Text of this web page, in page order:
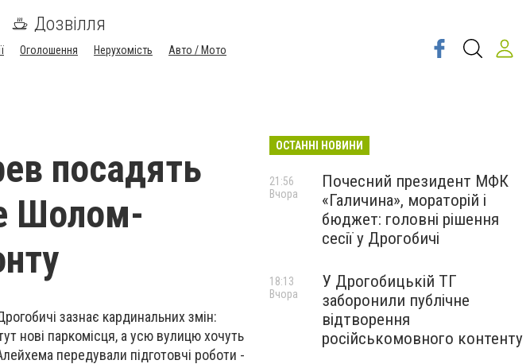
Дозвілля
Оголошення Нерухомість
Авто / Мото
посадять
Шолом-
зазнає кардинальних змін:
нові паркомісця, а усю вулицю хочуть
передували підготовчі роботи -
ОСТАННІ НОВИНИ
Почесний президент МФК
«Галичина», мораторій і
бюджет: головні рішення
сесії у Дрогобичі
21:56
Вчора
У Дрогобицькій ТГ
заборонили публічне
відтворення
російськомовного контенту
18:13
Вчора